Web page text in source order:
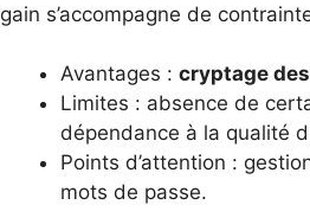
gain s’accompagne de
Avantages : cryptage
Limites : absence de
dépendance à la qualité
Points d’attention :
mots de passe.